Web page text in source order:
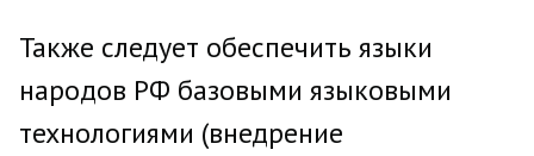
Также следует обеспечить языки
народов РФ базовыми языковыми
технологиями (внедрение